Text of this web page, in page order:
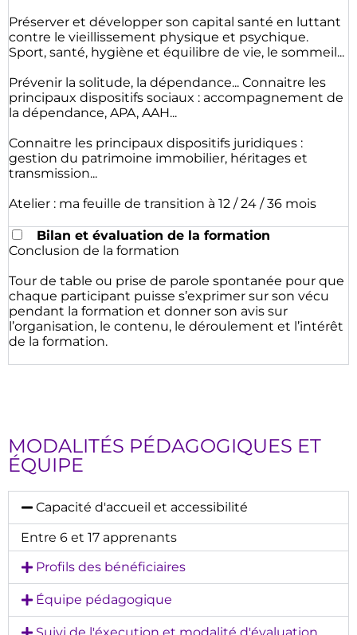
Préserver et développer son capital santé en luttant
contre le vieillissement physique et psychique.
Sport, santé, hygiène et équilibre de vie, le sommeil...
Prévenir la solitude, la dépendance... Connaitre les
principaux dispositifs sociaux : accompagnement de
la dépendance, APA, AAH...
Connaitre les principaux dispositifs juridiques :
gestion du patrimoine immobilier, héritages et
transmission...
Atelier : ma feuille de transition à 12 / 24 / 36 mois
Bilan et évaluation de la formation
Conclusion de la formation
Tour de table ou prise de parole spontanée pour que
chaque participant puisse s’exprimer sur son vécu
pendant la formation et donner son avis sur
l’organisation, le contenu, le déroulement et l’intérêt
de la formation.
MODALITÉS PÉDAGOGIQUES ET
ÉQUIPE
Capacité d'accueil et accessibilité
Entre 6 et 17 apprenants
Profils des bénéficiaires
Équipe pédagogique
Suivi de l'éxecution et modalité d'évaluation